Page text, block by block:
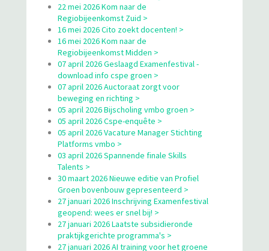
22 mei 2026 Kom naar de
Regiobijeenkomst Zuid >
16 mei 2026 Cito zoekt docenten! >
16 mei 2026 Kom naar de
Regiobijeenkomst Midden >
07 april 2026 Geslaagd Examenfestival -
download info cspe groen >
07 april 2026 Auctoraat zorgt voor
beweging en richting >
05 april 2026 Bijscholing vmbo groen >
05 april 2026 Cspe-enquête >
05 april 2026 Vacature Manager Stichting
Platforms vmbo >
03 april 2026 Spannende finale Skills
Talents >
30 maart 2026 Nieuwe editie van Profiel
Groen bovenbouw gepresenteerd >
27 januari 2026 Inschrijving Examenfestival
geopend: wees er snel bij! >
27 januari 2026 Laatste subsidieronde
praktijkgerichte programma's >
27 januari 2026 AI training voor het groene